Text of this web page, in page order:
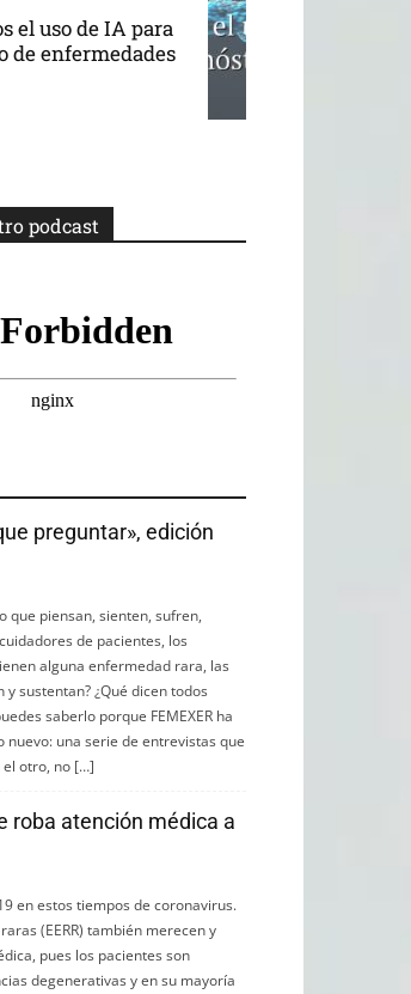
el uso de IA para
de enfermedades
podcast
preguntar», edición
que piensan, sienten, sufren,
de pacientes, los
alguna enfermedad rara, las
y sustentan? ¿Qué dicen todos
saberlo porque FEMEXER ha
nuevo: una serie de entrevistas que
el otro, no […]
roba atención médica a
en estos tiempos de coronavirus.
(EERR) también merecen y
pues los pacientes son
degenerativas y en su mayoría